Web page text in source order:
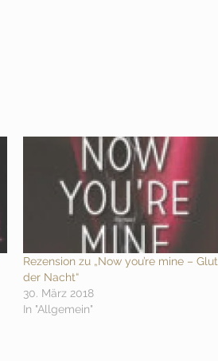
Rezension zu „Now you’re mine – Glut
der Nacht“
30. März 2018
In "Allgemein"